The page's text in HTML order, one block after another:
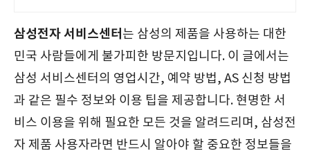
삼성전자 서비스센터 는 삼성의 제품을 사용하는 대한
민국 사람들에게 불가피한 방문지입니다. 이 글에서는
삼성 서비스센터의 영업시간, 예약 방법, AS 신청 방법
과 같은 필수 정보와 이용 팁을 제공합니다. 현명한 서
비스 이용을 위해 필요한 모든 것을 알려드리며, 삼성전
자 제품 사용자라면 반드시 알아야 할 중요한 정보들을